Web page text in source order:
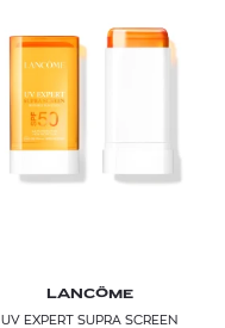
LANCÔME
UV EXPERT SUPRA SCREEN